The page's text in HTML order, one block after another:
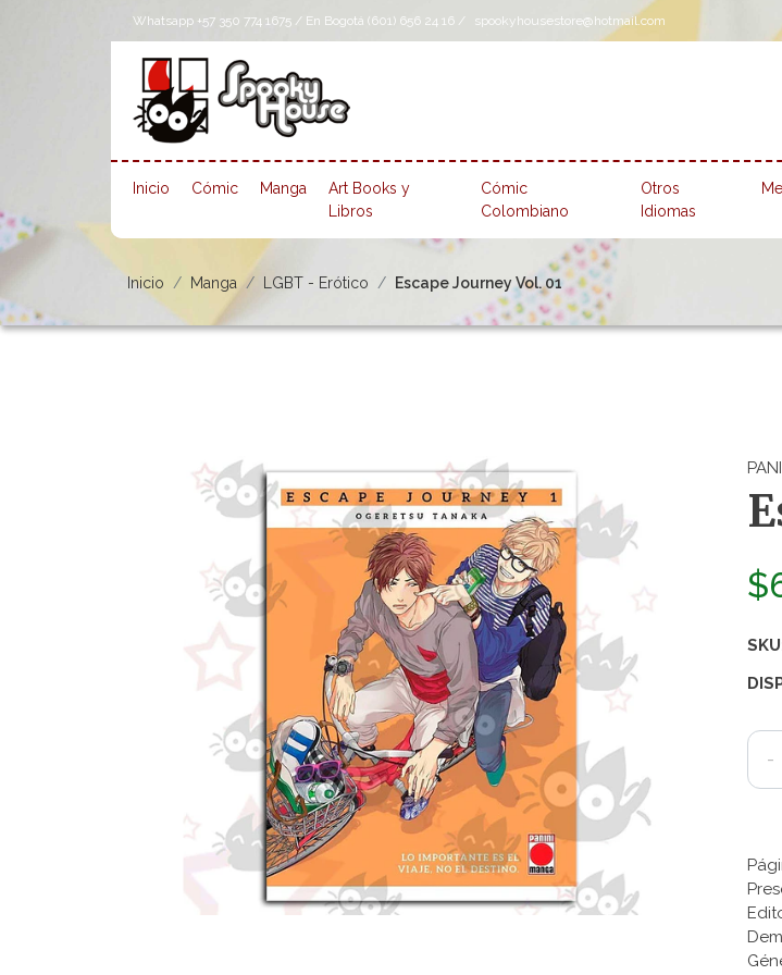
Whatsapp +57 350 774 1675 / En Bogotá (601) 656 24 16 / spookyhousestore@hotmail.com
Inicio Cómic Manga
Art Books y
Libros
Cómic
Colombiano
Otros
Idiomas
Inicio Manga LGBT - Erótico Escape Journey Vol. 01
-